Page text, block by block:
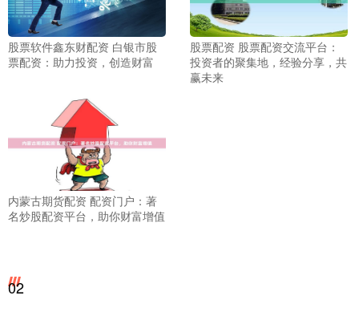
股票软件鑫东财配资 白银市股
票配资：助力投资，创造财富
股票配资 股票配资交流平台：
投资者的聚集地，经验分享，共
赢未来
内蒙古期货配资 配资门户：著
名炒股配资平台，助你财富增值
02